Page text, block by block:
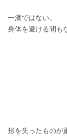
一滴ではない。
身体を避ける間も
形を失ったものが